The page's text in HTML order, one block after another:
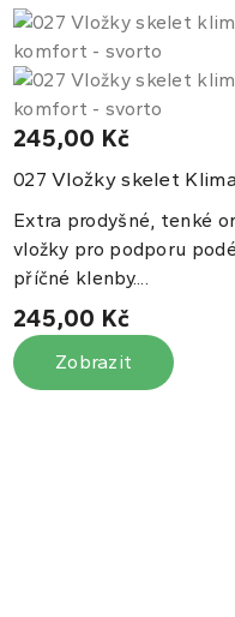
245,00 Kč
027 Vložky skelet
Extra prodyšné, tenké
vložky pro podporu
příčné klenby....
245,00 Kč
Zobrazit